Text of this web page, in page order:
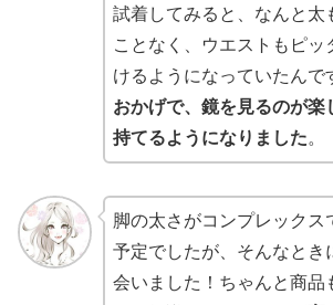
試着してみると、なんと太
ことなく、ウエストもピッ
けるようになっていたんで
おかげで、鏡を見るのが楽
持てるようになりました。
脚の太さがコンプレックス
予定でしたが、そんなとき
会いました！ちゃんと商品